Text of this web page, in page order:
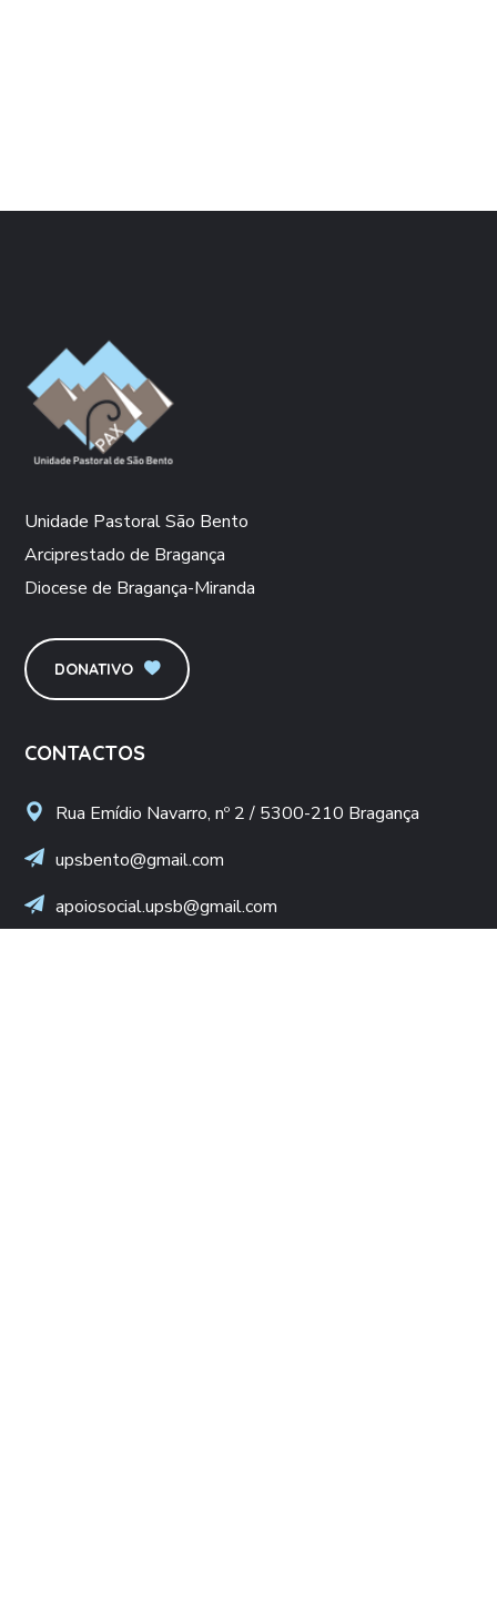
Unidade Pastoral São Bento
Arciprestado de Bragança
Diocese de Bragança-Miranda
DONATIVO
CONTACTOS
Rua Emídio Navarro, nº 2 / 5300-210 Bragança
upsbento@gmail.com
apoiosocial.upsb@gmail.com